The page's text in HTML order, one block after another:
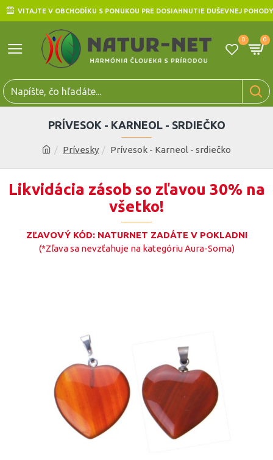
VITAJTE V OBCHODÍKU S PONUKOU PRE DOSIAHNUTIE DUŠEVNEJ POHODY
0 0
Prívesky Prívesok - Karneol - srdiečko
PRÍVESOK - KARNEOL - SRDIEČKO
Likvidácia zásob so zľavou 30% na
všetko!
ZĽAVOVÝ KÓD: NATURNET ZADÁTE V POKLADNI
(*Zľava sa nevzťahuje na kategóriu Aura-Soma)